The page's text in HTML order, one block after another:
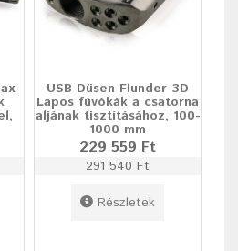
USB Düsen Flunder 3D
Lapos fúvókák a csatorna
aljának tisztításához, 100-
1000 mm
229 559 Ft
291 540 Ft
Részletek